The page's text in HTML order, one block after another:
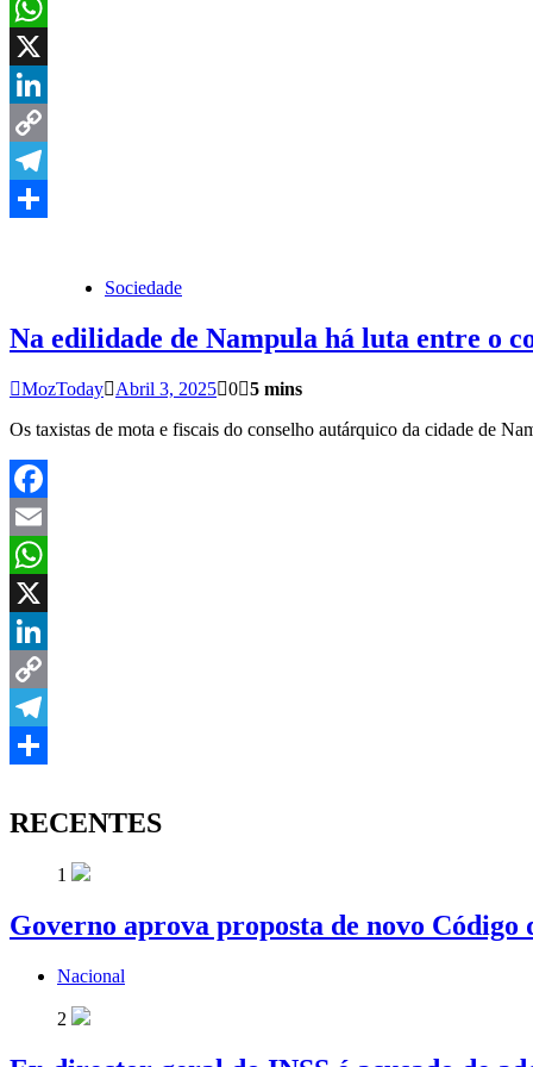
Email
WhatsApp
X
LinkedIn
Copy
Link
Telegram
Sociedade
Na edilidade de Nampula há luta entre o
MozToday Abril 3, 2025 0 5 mins
Os taxistas de mota e fiscais do conselho autárquico da cidade de
Facebook
Email
WhatsApp
X
LinkedIn
Copy
Link
Telegram
RECENTES
1
Governo aprova proposta de novo
Nacional
2